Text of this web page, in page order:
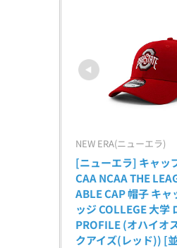
NEW ERA(ニューエラ)
[ニューエラ] キャッ
CAA NCAA THE
ABLE CAP 帽子 キャ
ッジ COLLEGE 大学
PROFILE (オハイオ
クアイズ(レッド)) [